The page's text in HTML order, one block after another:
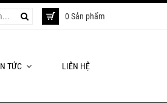
0 Sản phẩm
TỨC LIÊN HỆ